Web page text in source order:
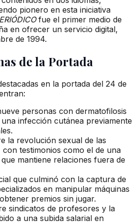
pionero en esta iniciativa
fue el primer medio de
en ofrecer un servicio digital,
de 1994.
de la Portada
en la portada del 24 de
personas con dermatofilosis
infección cutánea previamente
la revolución sexual de las
con testimonios como el de una
mantiene relaciones fuera de
que culminó con la captura de
en manipular máquinas
premios sin jugar.
sindicatos de profesores y la
a una subida salarial en